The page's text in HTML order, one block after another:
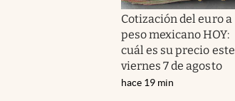
Cotización del euro a
peso mexicano HOY:
cuál es su precio este
viernes 7 de agosto
hace 19 min